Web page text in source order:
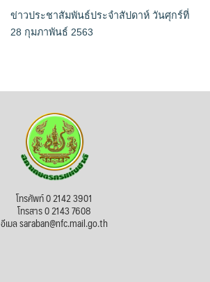
ข่าวประชาสัมพันธ์ประจำสัปดาห์ วันศุกร์ที่
28 กุมภาพันธ์ 2563
โทรศัพท์ 0 2142 3901
โทรสาร 0 2143 7608
อีเมล saraban@nfc.mail.go.th